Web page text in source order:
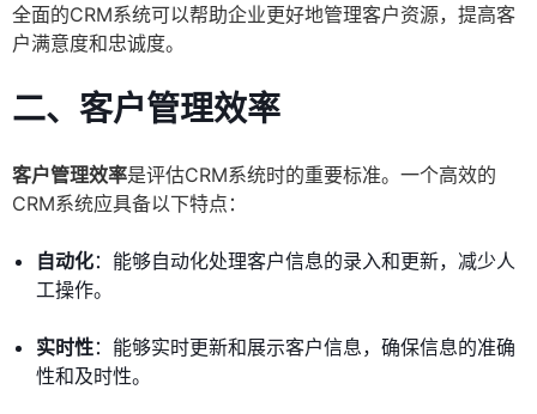
全面的CRM系统可以帮助企业更好地管理客户资源，提高客
户满意度和忠诚度。
二、客户管理效率
客户管理效率是评估CRM系统时的重要标准。一个高效的
CRM系统应具备以下特点：
自动化：能够自动化处理客户信息的录入和更新，减少人
工操作。
实时性：能够实时更新和展示客户信息，确保信息的准确
性和及时性。